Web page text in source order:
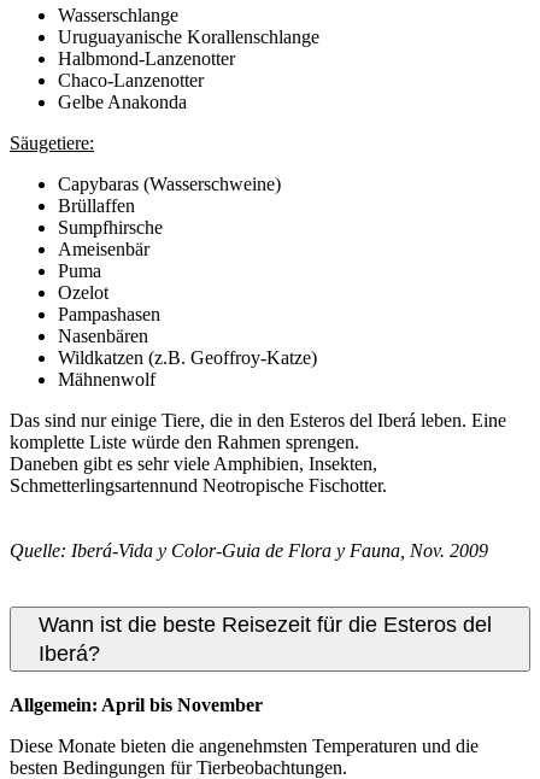
Wasserschlange
Uruguayanische Korallenschlange
Halbmond-Lanzenotter
Chaco-Lanzenotter
Gelbe Anakonda
Säugetiere:
Capybaras (Wasserschweine)
Brüllaffen
Sumpfhirsche
Ameisenbär
Puma
Ozelot
Pampashasen
Nasenbären
Wildkatzen (z.B. Geoffroy-Katze)
Mähnenwolf
Das sind nur einige Tiere, die in den Esteros del Iberá leben. Eine
komplette Liste würde den Rahmen sprengen.
Daneben gibt es sehr viele Amphibien, Insekten,
Schmetterlingsartennund Neotropische Fischotter.
Quelle: Iberá-Vida y Color-Guia de Flora y Fauna, Nov. 2009
Wann ist die beste Reisezeit für die Esteros del
Iberá?
Allgemein: April bis November
Diese Monate bieten die angenehmsten Temperaturen und die
besten Bedingungen für Tierbeobachtungen.